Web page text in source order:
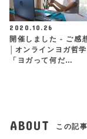
2020.10.26
開催しました - ご感
│オンラインヨガ哲
「ヨガって何だ…
ABOUT この記